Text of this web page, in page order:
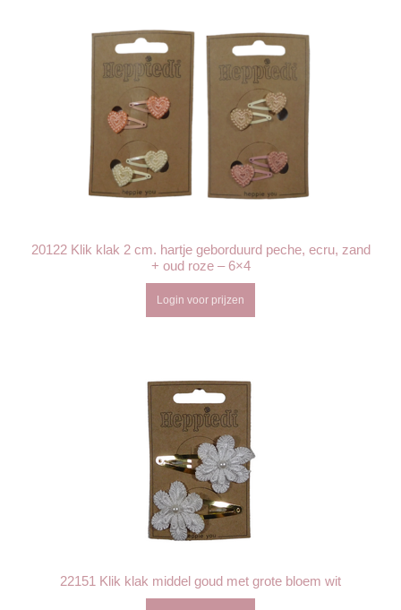
20122 Klik klak 2 cm. hartje geborduurd peche, ecru, zand
+ oud roze – 6×4
Login voor prijzen
22151 Klik klak middel goud met grote bloem wit